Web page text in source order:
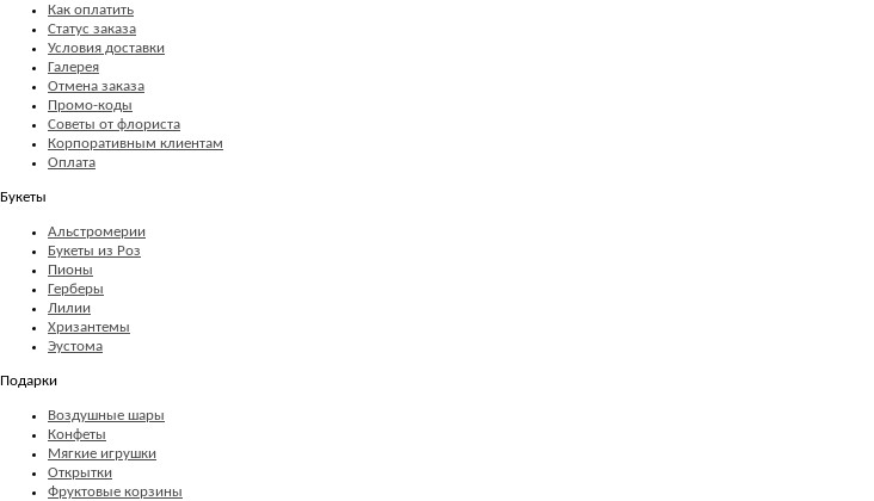
Как оплатить
Статус заказа
Условия доставки
Галерея
Отмена заказа
Промо-коды
Советы от флориста
Корпоративным клиентам
Оплата
Букеты
Альстромерии
Букеты из Роз
Пионы
Герберы
Лилии
Хризантемы
Эустома
Подарки
Воздушные шары
Конфеты
Мягкие игрушки
Открытки
Фруктовые корзины